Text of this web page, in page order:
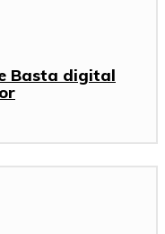
Basta digital